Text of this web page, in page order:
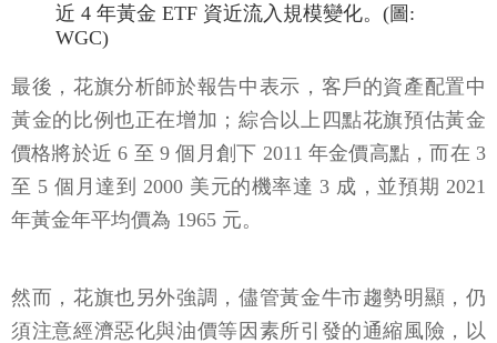
近 4 年黃金 ETF 資近流入規模變化。(圖:
WGC)
最後，花旗分析師於報告中表示，客戶的資產配置中
黃金的比例也正在增加；綜合以上四點花旗預估黃金
價格將於近 6 至 9 個月創下 2011 年金價高點，而在 3
至 5 個月達到 2000 美元的機率達 3 成，並預期 2021
年黃金年平均價為 1965 元。
然而，花旗也另外強調，儘管黃金牛市趨勢明顯，仍
須注意經濟惡化與油價等因素所引發的通縮風險，以